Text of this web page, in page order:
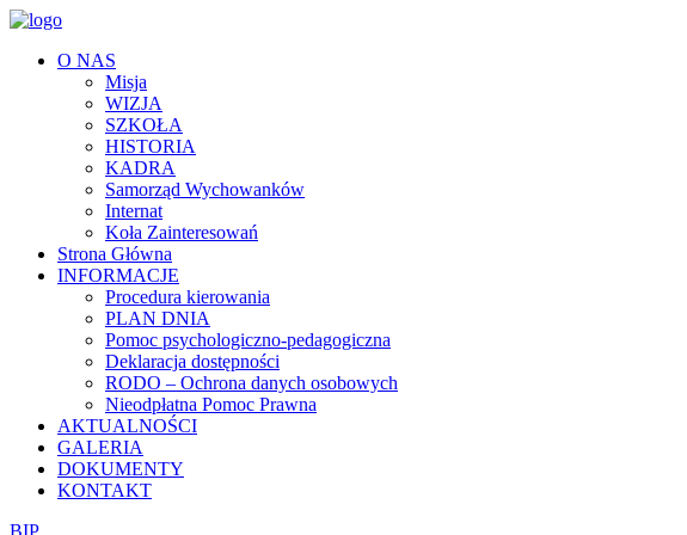
O NAS
Misja
WIZJA
SZKOŁA
HISTORIA
KADRA
Samorząd Wychowanków
Internat
Koła Zainteresowań
Strona Główna
INFORMACJE
Procedura kierowania
PLAN DNIA
Pomoc psychologiczno-pedagogiczna
Deklaracja dostępności
RODO – Ochrona danych osobowych
Nieodpłatna Pomoc Prawna
AKTUALNOŚCI
GALERIA
DOKUMENTY
KONTAKT
BIP